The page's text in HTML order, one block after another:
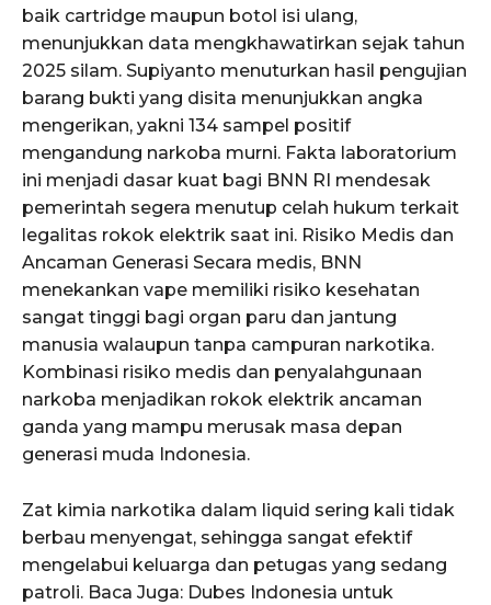
baik cartridge maupun botol isi ulang,
menunjukkan data mengkhawatirkan sejak tahun
2025 silam. Supiyanto menuturkan hasil pengujian
barang bukti yang disita menunjukkan angka
mengerikan, yakni 134 sampel positif
mengandung narkoba murni. Fakta laboratorium
ini menjadi dasar kuat bagi BNN RI mendesak
pemerintah segera menutup celah hukum terkait
legalitas rokok elektrik saat ini. Risiko Medis dan
Ancaman Generasi Secara medis, BNN
menekankan vape memiliki risiko kesehatan
sangat tinggi bagi organ paru dan jantung
manusia walaupun tanpa campuran narkotika.
Kombinasi risiko medis dan penyalahgunaan
narkoba menjadikan rokok elektrik ancaman
ganda yang mampu merusak masa depan
generasi muda Indonesia.
Zat kimia narkotika dalam liquid sering kali tidak
berbau menyengat, sehingga sangat efektif
mengelabui keluarga dan petugas yang sedang
patroli. Baca Juga: Dubes Indonesia untuk